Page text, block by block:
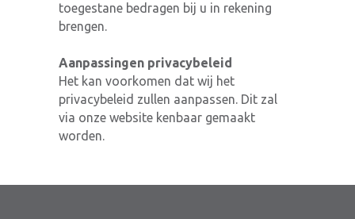
toegestane bedragen bij u in rekening
brengen.
Aanpassingen privacybeleid
Het kan voorkomen dat wij het
privacybeleid zullen aanpassen. Dit zal
via onze website kenbaar gemaakt
worden.